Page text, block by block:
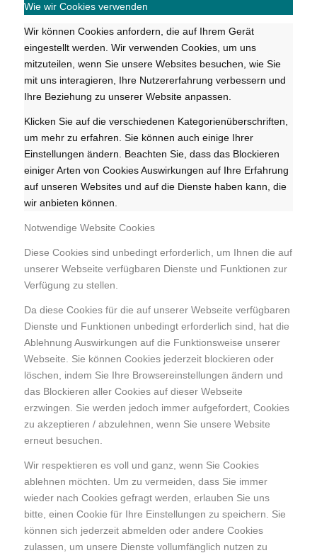
Wie wir Cookies verwenden
Wir können Cookies anfordern, die auf Ihrem Gerät
eingestellt werden. Wir verwenden Cookies, um uns
mitzuteilen, wenn Sie unsere Websites besuchen, wie Sie
mit uns interagieren, Ihre Nutzererfahrung verbessern und
Ihre Beziehung zu unserer Website anpassen.
Klicken Sie auf die verschiedenen Kategorienüberschriften,
um mehr zu erfahren. Sie können auch einige Ihrer
Einstellungen ändern. Beachten Sie, dass das Blockieren
einiger Arten von Cookies Auswirkungen auf Ihre Erfahrung
auf unseren Websites und auf die Dienste haben kann, die
wir anbieten können.
Notwendige Website Cookies
Diese Cookies sind unbedingt erforderlich, um Ihnen die auf
unserer Webseite verfügbaren Dienste und Funktionen zur
Verfügung zu stellen.
Da diese Cookies für die auf unserer Webseite verfügbaren
Dienste und Funktionen unbedingt erforderlich sind, hat die
Ablehnung Auswirkungen auf die Funktionsweise unserer
Webseite. Sie können Cookies jederzeit blockieren oder
löschen, indem Sie Ihre Browsereinstellungen ändern und
das Blockieren aller Cookies auf dieser Webseite
erzwingen. Sie werden jedoch immer aufgefordert, Cookies
zu akzeptieren / abzulehnen, wenn Sie unsere Website
erneut besuchen.
Wir respektieren es voll und ganz, wenn Sie Cookies
ablehnen möchten. Um zu vermeiden, dass Sie immer
wieder nach Cookies gefragt werden, erlauben Sie uns
bitte, einen Cookie für Ihre Einstellungen zu speichern. Sie
können sich jederzeit abmelden oder andere Cookies
zulassen, um unsere Dienste vollumfänglich nutzen zu